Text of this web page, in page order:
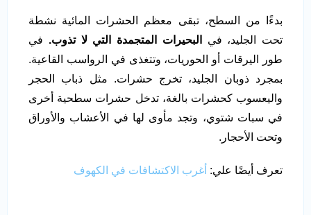
بدءًا من السطح، تبقى معظم الحشرات المائية نشطة
تحت الجليد، في البحيرات المتجمدة التي لا تذوب. في
طور اليرقات أو الحوريات، وتتغذى في الرواسب القاعية.
بمجرد ذوبان الجليد، تخرج حشرات. مثل ذباب الحجر
واليعسوب كحشرات بالغة، تدخل حشرات سطحية أخرى
في سبات شتوي، وتجد مأوى لها في الأعشاب والأوراق
وتحت الأحجار.
تعرف أيضًا علي: أغرب الاكتشافات في الكهوف